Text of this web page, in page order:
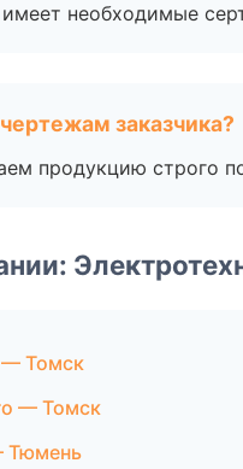
необходимые
заказчика?
продукцию строго
Томск
— Томск
Тюмень